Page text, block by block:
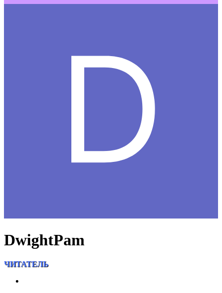
DwightPam
ЧИТАТЕЛЬ